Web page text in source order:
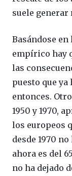
suele generar
Basándose
empírico hay
las
puesto que ya
entonces.
1950 y 1970,
los europeos
desde 1970
ahora es del
no ha dejado